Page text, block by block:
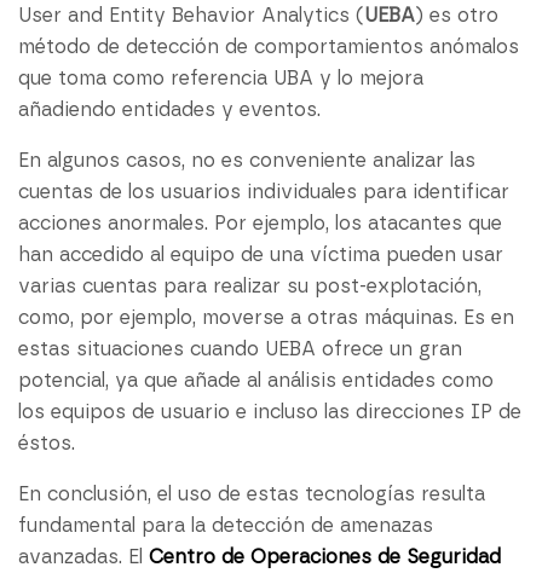
User and Entity Behavior Analytics ( UEBA) es otro
método de detección de comportamientos anómalos
que toma como referencia UBA y lo mejora
añadiendo entidades y eventos.
En algunos casos, no es conveniente analizar las
cuentas de los usuarios individuales para identificar
acciones anormales. Por ejemplo, los atacantes que
han accedido al equipo de una víctima pueden usar
varias cuentas para realizar su post-explotación,
como, por ejemplo, moverse a otras máquinas. Es en
estas situaciones cuando UEBA ofrece un gran
potencial, ya que añade al análisis entidades como
los equipos de usuario e incluso las direcciones IP de
éstos.
En conclusión, el uso de estas tecnologías resulta
fundamental para la detección de amenazas
avanzadas. El Centro de Operaciones de Seguridad